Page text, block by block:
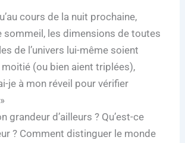
cours de la nuit prochaine,
sommeil, les dimensions de toutes
de l’univers lui-même soient
(ou bien aient triplées),
je à mon réveil pour vérifier
grandeur d’ailleurs ? Qu’est-ce
? Comment distinguer le monde